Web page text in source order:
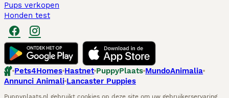
Pups verkopen
Honden test
Pets4Homes Hastnet PuppyPlaats MundoAnimalia
Annunci Animali Lancaster Puppies
Puppyplaats.nl gebruikt cookies op deze site om uw gebruikerservaring